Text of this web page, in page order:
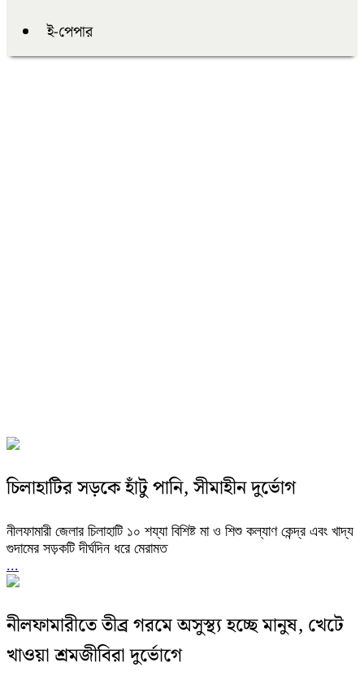
ই-পেপার
চিলাহাটির সড়কে হাঁটু পানি, সীমাহীন দুর্ভোগ
নীলফামারী জেলার চিলাহাটি ১০ শয্যা বিশিষ্ট মা ও শিশু কল্যাণ কেন্দ্র এবং খাদ্য
গুদামের সড়কটি দীর্ঘদিন ধরে মেরামত
...
নীলফামারীতে তীব্র গরমে অসুস্থ্য হচ্ছে মানুষ, খেটে
খাওয়া শ্রমজীবিরা দুর্ভোগে